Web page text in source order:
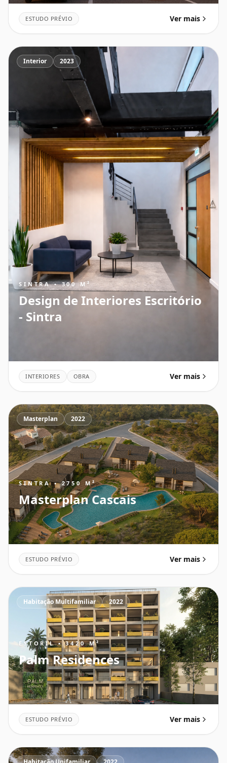
ESTUDO PRÉVIO Ver mais
Interior 2023
SINTRA • 300 M²
Design de Interiores Escritório
- Sintra
INTERIORES OBRA Ver mais
Masterplan 2022
SINTRA • 2750 M²
Masterplan Cascais
ESTUDO PRÉVIO Ver mais
Habitação Multifamiliar 2022
ESTORIL • 3420 M²
Palm Residences
ESTUDO PRÉVIO Ver mais